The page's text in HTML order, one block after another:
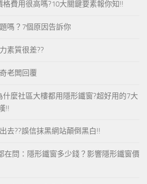
格費用很高嗎?10大關鍵要素報你知!!
嗎？7個原因告訴你
素質很差??
老闆回覆
什麼社區大樓都用隱形鐵窗?超好用的7大
!!
去??誤信抹黑網站顛倒黑白!!
在問：隱形鐵窗多少錢？影響隱形鐵窗價